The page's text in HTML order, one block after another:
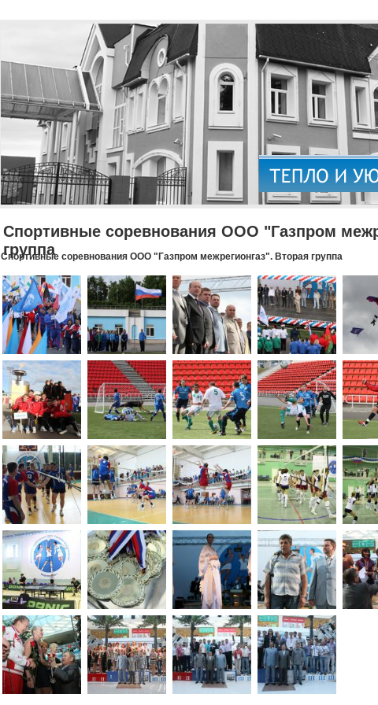
Спортивные соревнования ООО "Газпром
группа
Спортивные соревнования ООО "Газпром межрегионгаз". Вторая группа